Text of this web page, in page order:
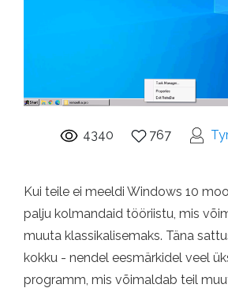
4340 767
Kui teile ei meeldi Windows 10
palju kolmandaid tööriistu, mis
muuta klassikalisemaks. Täna
kokku - nendel eesmärkidel veel
programm, mis võimaldab teil